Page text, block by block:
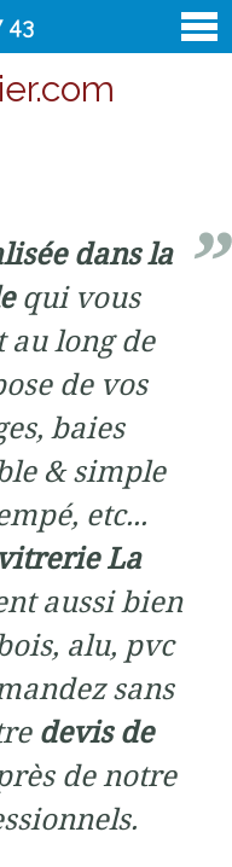
43
dans la
qui vous
au long de
de vos
baies
& simple
etc...
La
aussi bien
alu, pvc
sans
devis de
de notre